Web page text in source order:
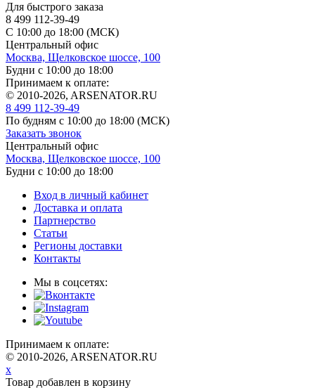
Для быстрого заказа
8 499 112-39-49
С 10:00 до 18:00 (МСК)
Центральный офис
Москва, Щелковское шоссе, 100
Будни с 10:00 до 18:00
Принимаем к оплате:
© 2010-2026, ARSENATOR.RU
8 499 112-39-49
По будням с 10:00 до 18:00 (МСК)
Заказать звонок
Центральный офис
Москва, Щелковское шоссе, 100
Будни с 10:00 до 18:00
Вход в личный кабинет
Доставка и оплата
Партнерство
Статьи
Регионы доставки
Контакты
Мы в соцсетях:
Принимаем к оплате:
© 2010-2026, ARSENATOR.RU
x
Товар добавлен в корзину